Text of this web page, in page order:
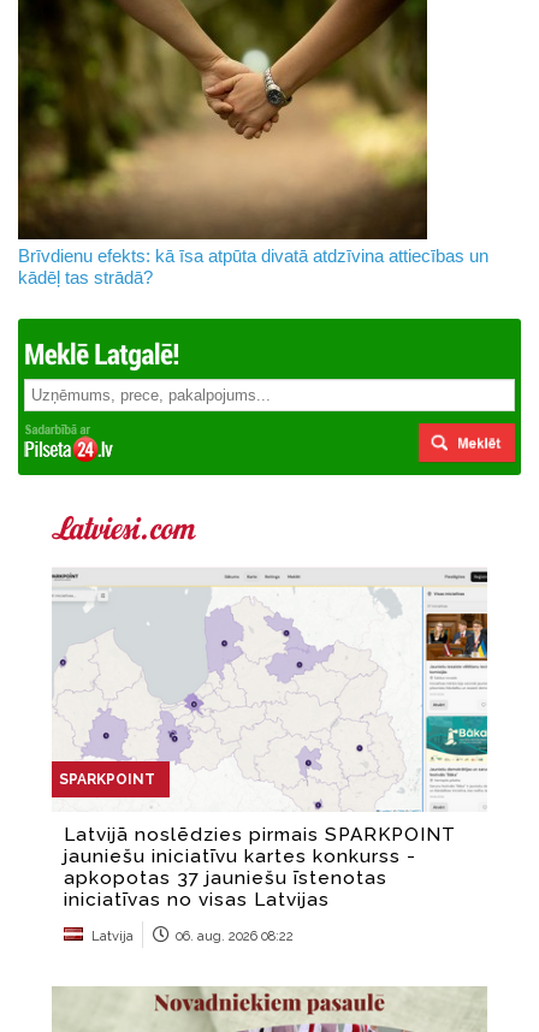
Brīvdienu efekts: kā īsa atpūta divatā atdzīvina attiecības un
kādēļ tas strādā?